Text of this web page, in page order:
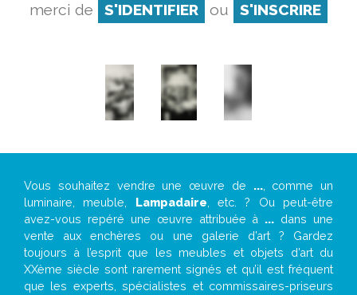
merci de
S'IDENTIFIER ou S'INSCRIRE
Vous souhaitez vendre une œuvre de ..., comme un
luminaire, meuble, Lampadaire , etc. ? Ou peut-être
avez-vous repéré une œuvre attribuée à ... dans une
vente aux enchères ou une galerie d’art ? Gardez
toujours à l’esprit que les meubles et objets d’art du
XXème siècle sont rarement signés et qu’il est fréquent
que les experts, spécialistes et commissaires-priseurs